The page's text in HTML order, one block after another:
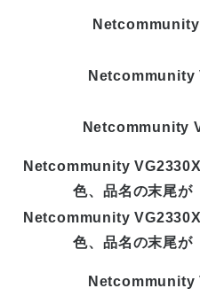
Netcommunity
Netcommunity
Netcommunity
色、品名の末尾が
Netcommunity
色、品名の末尾が
Netcommunity